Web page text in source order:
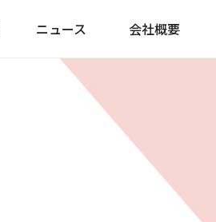
ニュース 会社概要